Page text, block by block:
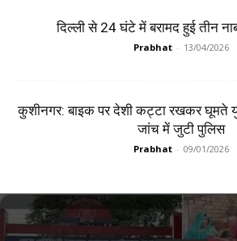
दिल्ली से 24 घंटे में बरामद हुई तीन
Prabhat - 13/04/2026
कुशीनगर: बाइक पर देशी कट्टा रखकर घूमते
जांच में जुटी पुलिस
Prabhat - 09/01/2026